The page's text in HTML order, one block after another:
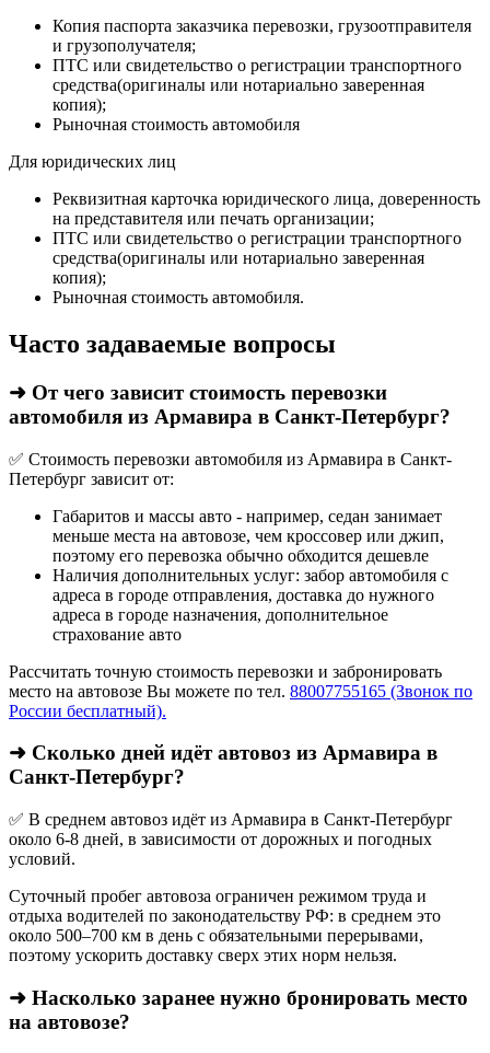
Копия паспорта заказчика перевозки, грузоотправителя
и грузополучателя;
ПТС или свидетельство о регистрации транспортного
средства(оригиналы или нотариально заверенная
копия);
Рыночная стоимость автомобиля
Для юридических лиц
Реквизитная карточка юридического лица, доверенность
на представителя или печать организации;
ПТС или свидетельство о регистрации транспортного
средства(оригиналы или нотариально заверенная
копия);
Рыночная стоимость автомобиля.
Часто задаваемые вопросы
➜ От чего зависит стоимость перевозки
автомобиля из Армавира в Санкт-Петербург?
✅ Стоимость перевозки автомобиля из Армавира в Санкт-
Петербург зависит от:
Габаритов и массы авто - например, седан занимает
меньше места на автовозе, чем кроссовер или джип,
поэтому его перевозка обычно обходится дешевле
Наличия дополнительных услуг: забор автомобиля с
адреса в городе отправления, доставка до нужного
адреса в городе назначения, дополнительное
страхование авто
Рассчитать точную стоимость перевозки и забронировать
место на автовозе Вы можете по тел. 88007755165 (Звонок по
России бесплатный).
➜ Сколько дней идёт автовоз из Армавира в
Санкт-Петербург?
✅ В среднем автовоз идёт из Армавира в Санкт-Петербург
около 6-8 дней, в зависимости от дорожных и погодных
условий.
Суточный пробег автовоза ограничен режимом труда и
отдыха водителей по законодательству РФ: в среднем это
около 500–700 км в день с обязательными перерывами,
поэтому ускорить доставку сверх этих норм нельзя.
➜ Насколько заранее нужно бронировать место
на автовозе?